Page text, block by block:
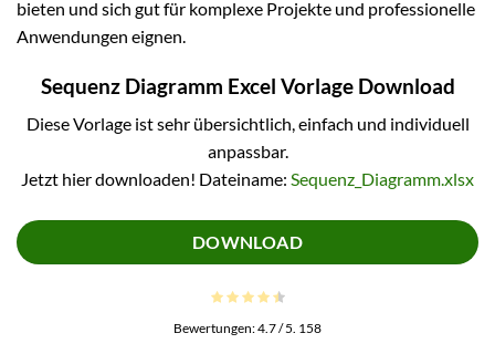
bieten und sich gut für komplexe Projekte und professionelle
Anwendungen eignen.
Sequenz Diagramm Excel Vorlage Download
Diese Vorlage ist sehr übersichtlich, einfach und individuell
anpassbar.
Jetzt hier downloaden! Dateiname: Sequenz_Diagramm.xlsx
DOWNLOAD
Bewertungen:4.7/ 5. 158